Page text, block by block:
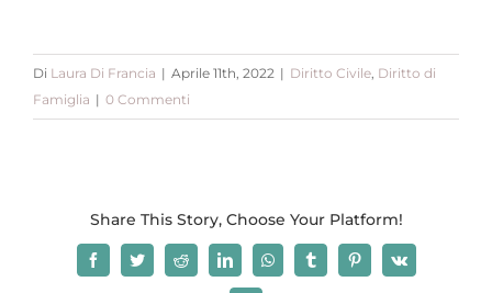
Di Laura Di Francia | Aprile 11th, 2022 | Diritto Civile Diritto di
Famiglia | 0 Commenti
Share This Story, Choose Your Platform!
FacebookTwitterReddit LinkedInWhatsAppTumblrPinterest
Vk